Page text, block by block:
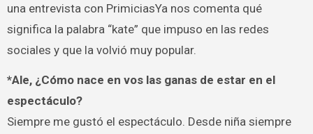
una entrevista con PrimiciasYa nos comenta qué
significa la palabra “kate” que impuso en las redes
sociales y que la volvió muy popular.
*Ale, ¿Cómo nace en vos las ganas de estar en el
espectáculo?
Siempre me gustó el espectáculo. Desde niña siempre